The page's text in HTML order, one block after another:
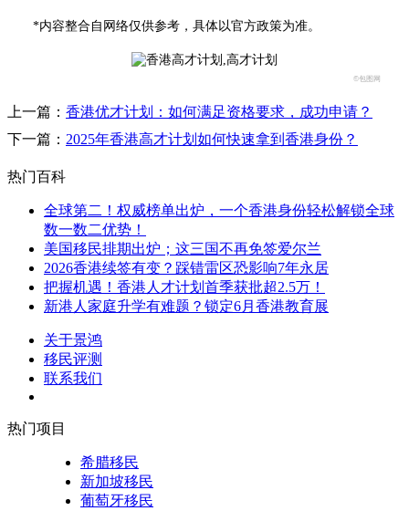
*内容整合自网络仅供参考，具体以官方政策为准。
©包图网
上一篇： 香港优才计划：如何满足资格要求，成功申请？
下一篇： 2025年香港高才计划如何快速拿到香港身份？
热门百科
全球第二！权威榜单出炉，一个香港身份轻松解锁全球
数一数二优势！
美国移民排期出炉；这三国不再免签爱尔兰
2026香港续签有变？踩错雷区恐影响7年永居
把握机遇！香港人才计划首季获批超2.5万！
新港人家庭升学有难题？锁定6月香港教育展
关于景鸿
移民评测
联系我们
热门项目
希腊移民
新加坡移民
葡萄牙移民